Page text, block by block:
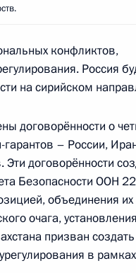
конфликтов,
Россия
на сирийском
договорённости о
гарантов – России,
Эти договорённости
Безопасности ООН
объединения их
очага,
призван создать
в рамках